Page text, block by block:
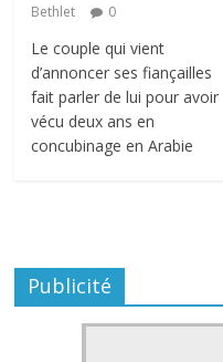
Bethlet
0
Le couple qui vient
d’annoncer ses fiançailles
fait parler de lui pour avoir
vécu deux ans en
concubinage en Arabie
Publicité